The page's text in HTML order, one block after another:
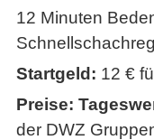
12 Minuten
Startgeld: 12 €
Preise:
der DWZ